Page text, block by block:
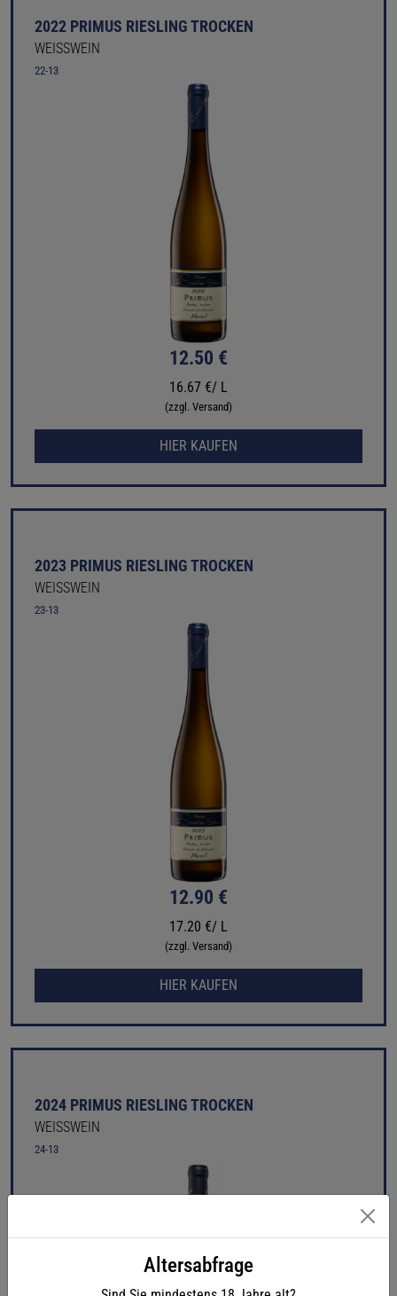
Altersabfrage
2022 PRIMUS RIESLING TROCKEN
WEISSWEIN
22-13
12.50 €
16.67 €/ L
(zzgl. Versand)
HIER KAUFEN
2023 PRIMUS RIESLING TROCKEN
WEISSWEIN
23-13
12.90 €
17.20 €/ L
(zzgl. Versand)
HIER KAUFEN
2024 PRIMUS RIESLING TROCKEN
WEISSWEIN
24-13